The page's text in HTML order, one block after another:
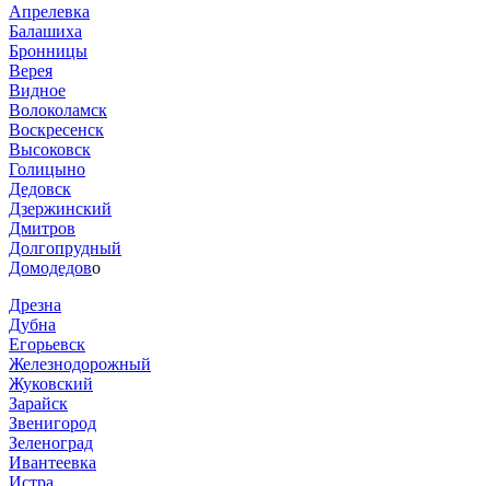
Апрелевка
Балашиха
Бронницы
Верея
Видное
Волоколамск
Воскресенск
Высоковск
Голицыно
Дедовск
Дзержинский
Дмитров
Долгопрудный
Домодедово
Дрезна
Дубна
Егорьевск
Железнодорожный
Жуковский
Зарайск
Звенигород
Зеленоград
Ивантеевка
Истра